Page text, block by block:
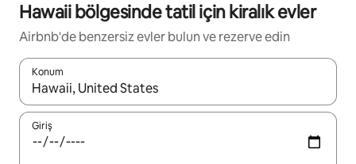
Hawaii bölgesinde tatil için kiralık evler
Airbnb'de benzersiz evler bulun ve rezerve edin
Konum
Sonuçlar kullanılabilir olduğunda yukarı ve aşağı oklarıyla
Giriş